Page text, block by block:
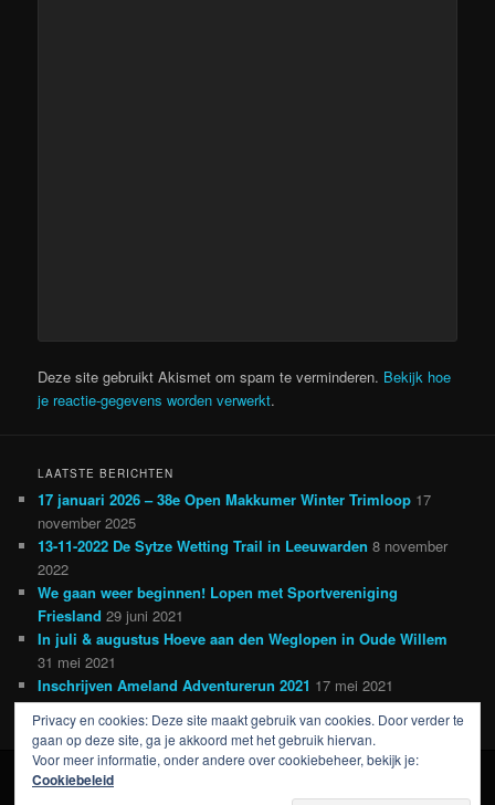
Deze site gebruikt Akismet om spam te verminderen. Bekijk hoe
je reactie-gegevens worden verwerkt.
LAATSTE BERICHTEN
17 januari 2026 – 38e Open Makkumer Winter Trimloop 17
november 2025
13-11-2022 De Sytze Wetting Trail in Leeuwarden 8 november
2022
We gaan weer beginnen! Lopen met Sportvereniging
Friesland 29 juni 2021
In juli & augustus Hoeve aan den Weglopen in Oude Willem
31 mei 2021
Inschrijven Ameland Adventurerun 2021 17 mei 2021
Ondersteund door WordPress
Privacy en cookies: Deze site maakt gebruik van cookies. Door verder te
gaan op deze site, ga je akkoord met het gebruik hiervan.
Voor meer informatie, onder andere over cookiebeheer, bekijk je:
Cookiebeleid